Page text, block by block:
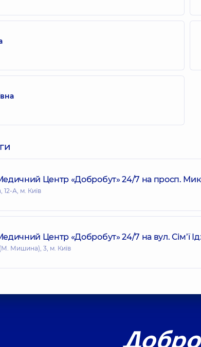
Центр «Добробут» 24/7 на просп.
А, м. Київ
Центр «Добробут» 24/7 на вул. Сім’ї
(М. Мишина), 3, м. Київ